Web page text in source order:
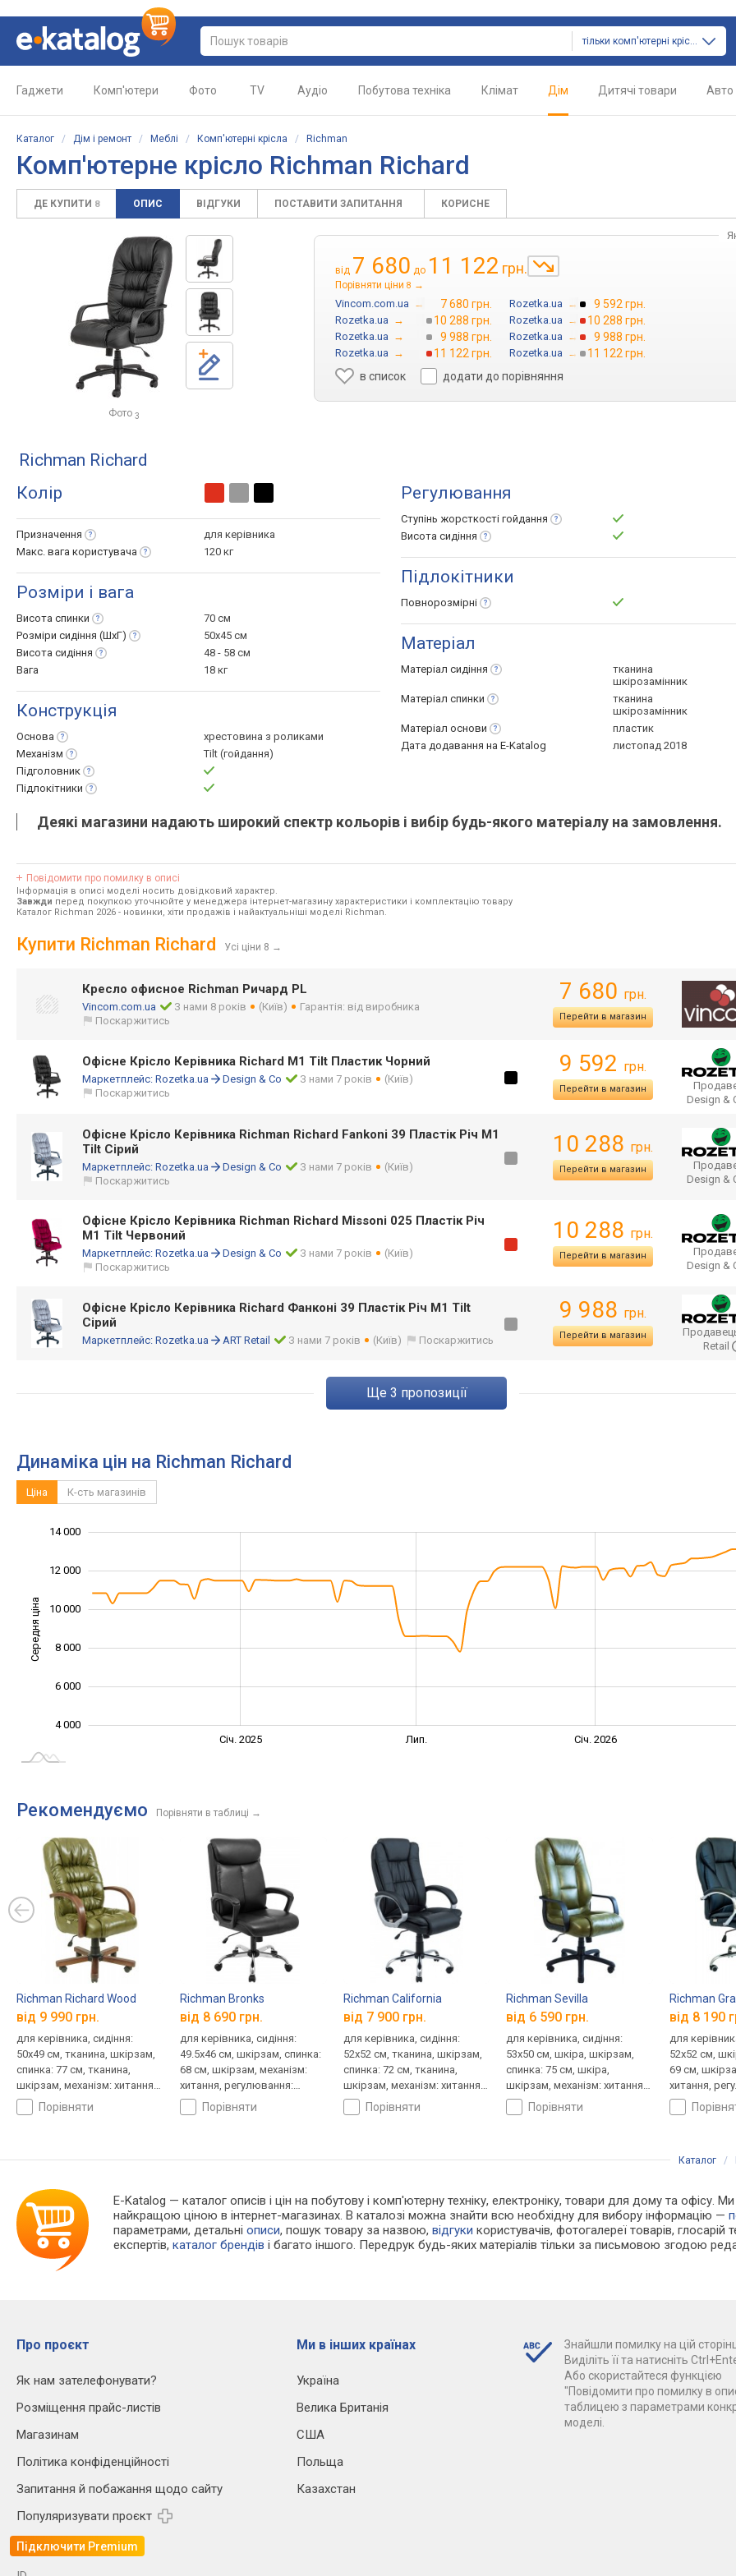
тільки комп'ютерні крісла
Гаджети Комп'ютери Фото TV Аудіо Побутова техніка Клімат Дім Дитячі товари Авто
Каталог / Дім і ремонт / Меблі / Комп'ютерні крісла / Richman
Комп'ютерне крісло Richman Richard
ДЕ КУПИТИ 8 ОПИС ВІДГУКИ ПОСТАВИТИ ЗАПИТАННЯ КОРИСНЕ
Фото 3
від 7 680 до 11 122 грн.
Порівняти ціни 8 →
Vincom.com.ua → 7 680 грн. Rozetka.ua → 9 592 грн.
Rozetka.ua → 10 288 грн. Rozetka.ua → 10 288 грн.
Rozetka.ua → 9 988 грн. Rozetka.ua → 9 988 грн.
Rozetka.ua → 11 122 грн. Rozetka.ua →
11 122 грн.
в список
додати до порівняння
Richman Richard
Колір
Призначення
для керівника
Макс. вага користувача 120 кг
Розміри і вага
Висота спинки
70 см
Розміри сидіння (ШхГ)
50x45 см
Висота сидіння
48 - 58 см
Вага
18 кг
Конструкція
Основа
хрестовина з роликами
Механізм
Tilt (гойдання)
Підголовник
Підлокітники
Регулювання
Ступінь жорсткості гойдання
Висота сидіння
Підлокітники
Повнорозмірні
Матеріал
Матеріал сидіння
тканина
шкірозамінник
Матеріал спинки
тканина
шкірозамінник
Матеріал основи
пластик
Дата додавання на E-Katalog
листопад 2018
Деякі магазини надають широкий спектр кольорів і вибір будь-якого матеріалу на замовлення.
Повідомити про помилку в описі
Інформація в описі моделі носить довідковий характер.
Завжди перед покупкою уточнюйте у менеджера інтернет-магазину характеристики і комплектацію товару
Каталог Richman 2026 - новинки, хіти продажів і найактуальніші моделі Richman.
Купити Richman Richard Усі ціни 8 →
Кресло офисное Richman Ричард PL
Vincom.com.ua З нами 8 років (Київ)
Гарантія: від виробника
Поскаржитись
7 680 грн.
Перейти в магазин
Офісне Крісло Керівника Richard М1 Tilt Пластик Чорний
Маркетплейс: Rozetka.ua Design & Co З нами 7 років
(Київ)
Поскаржитись
9 592 грн.
Перейти в магазин
Design &
Офісне Крісло Керівника Richman Richard Fankoni 39 Пластік Річ М1
Tilt Сірий
Маркетплейс: Rozetka.ua Design & Co З нами 7 років
(Київ)
Поскаржитись
10 288 грн.
Перейти в магазин
Design &
Офісне Крісло Керівника Richman Richard Missoni 025 Пластік Річ
М1 Tilt Червоний
Маркетплейс: Rozetka.ua Design & Co З нами 7 років
(Київ)
Поскаржитись
10 288 грн.
Перейти в магазин
Design &
Офісне Крісло Керівника Richard Фанконі 39 Пластік Річ М1 Tilt
Сірий
Маркетплейс: Rozetka.ua ART Retail З нами 7 років (Київ) Поскаржитись
9 988 грн.
Перейти в магазин
Retail
ще 3 пропозиції
Динаміка цін на Richman Richard
Ціна К-сть магазинів
Середня ціна
4 000
6 000
8 000
10 000
12 000
14 000
Січ. 2025 Лип. Січ. 2026
Рекомендуємо Порівняти в таблиці →
Richman Richard Wood
від 9 990 грн.
для керівника, сидіння:
50x49 см, тканина, шкірзам,
спинка: 77 см, тканина,
шкірзам, механізм: хитання,
регулювання: висоти,
жорсткості
порівняти
Richman Bronks
від 8 690 грн.
для керівника, сидіння:
49.5x46 см, шкірзам, спинка:
68 см, шкірзам, механізм:
хитання, регулювання:
висоти, жорсткості
порівняти
Richman California
від 7 900 грн.
для керівника, сидіння:
52x52 см, тканина, шкірзам,
спинка: 72 см, тканина,
шкірзам, механізм: хитання,
регулювання: висоти,
жорсткості
порівняти
Richman Sevilla
від 6 590 грн.
для керівника, сидіння:
53x50 см, шкіра, шкірзам,
спинка: 75 см, шкіра,
шкірзам, механізм: хитання,
регулювання: висоти,
жорсткості
порівняти
Richman
від 8 190
для
52x52 см,
69 см,
хитання,
висоти,
Каталог /
E-Katalog — каталог описів і цін на побутову і комп'ютерну техніку, електроніку, товари для дому та офісу.
найкращою ціною в інтернет-магазинах. В каталозі можна знайти всю необхідну для вибору інформацію —
параметрами, детальніописи, пошук товару за назвою,відгуки користувачів, фотогалереї товарів, глосарій
експертів,каталог брендів і багато іншого. Передрук будь-яких матеріалів тільки за письмовою згодою
Про проєкт
Як нам зателефонувати?
Розміщення прайс-листів
Магазинам
Політика конфіденційності
Запитання й побажання щодо сайту
Популяризувати проєкт
Підключити Premium
Ми в інших країнах
Україна
Велика Британія
США
Польща
Казахстан
Знайшли помилку на цій
Виділіть її та натисніть
Або скористайтеся функцією
"Повідомити про помилку в
таблицею з параметрами
моделі.